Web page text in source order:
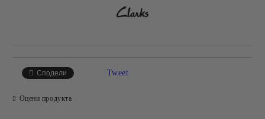
Сподели Tweet
Оцени продукта